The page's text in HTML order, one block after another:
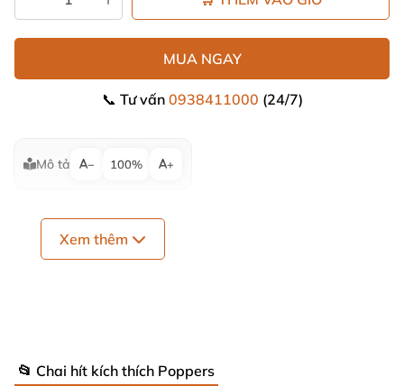
MUA NGAY
📞 Tư vấn 0938411000 (24/7)
Mô tả − 100% +
Xem thêm
📂 Chai hít kích thích Poppers